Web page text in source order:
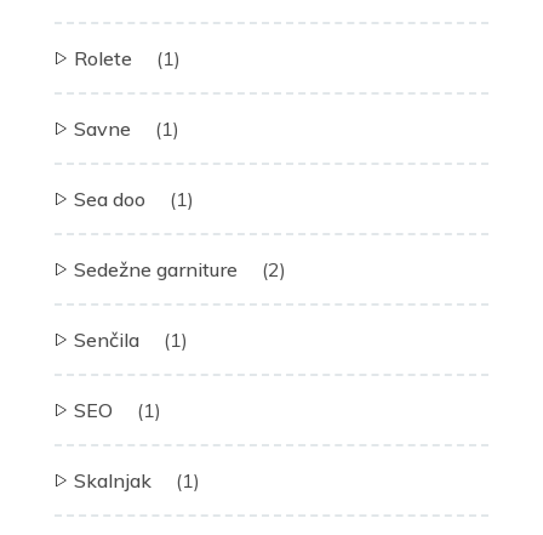
Rolete (1)
Savne (1)
Sea doo (1)
Sedežne garniture (2)
Senčila (1)
SEO (1)
Skalnjak (1)